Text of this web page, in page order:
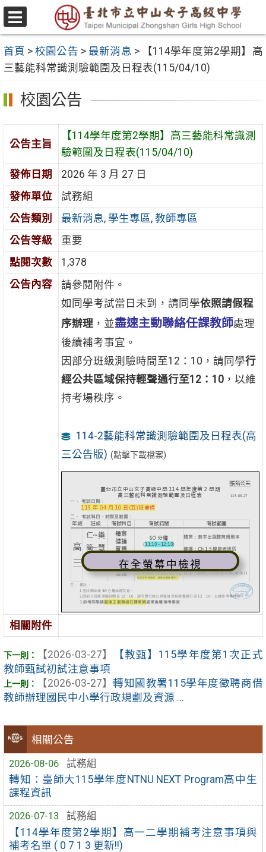
跳
至
要
內
容
區
選
單
首頁 >校園公告 > 最新消息 >
【114學年度第2學期】高
三藝能科常識測驗範圍及日程表(115/04/10)
相關公告
2026-08-06
試務組
轉知：臺師大115學年度NTNU NEXT Program高中生
課程資訊
2026-07-13
試務組
【114學年度第2學期】高一二學期補考注意事項與
補考名單 ( 0 7 1 3 更新!!)
校園公告
公告主旨
【114學年度第2學期】高三藝能科常識測
驗範圍及日程表(115/04/10)
發佈日期
2026 年 3 月 27 日
發佈單位
試務組
公告類別
最新消息, 學生專區, 教師專區
公告等級
重要
點閱次數
1,378
公告內容
請參閱附件。
如同學考試當日未到，請同學依照請假程
序辦理，並盡速主動聯絡任課教師處理
後續補考事宜。
因部分班級測驗時間至12：10，請同學行
經公共區域保持輕聲通行至12：10，以維
持考場秩序。
114-2藝能科常識測驗範圍及日程表(高
三公告版) (點擊下載檔案)
在全螢幕中檢視
相關附件
【2026-03-27】
【教甄】115學年度第1次正式
教師甄試初試注意事項
【2026-03-27】 轉知國教署115學年度徵聘商借
教師辦理國民中小學行政規劃及資源 ...